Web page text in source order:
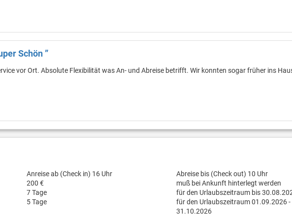
Schön ”
vor Ort. Absolute Flexibilität was An- und Abreise betrifft. Wir konnten sogar früher ins
Anreise ab (Check in) 16 Uhr
Abreise bis (Check out) 10 Uhr
200 €
muß bei Ankunft hinterlegt werden
7 Tage
für den Urlaubszeitraum bis
5 Tage
für den Urlaubszeitraum 01.09.2026 -
31.10.2026